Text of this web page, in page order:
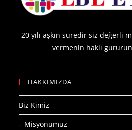
20 yılı aşkın süredir siz değerli
vermenin haklı
HAKKIMIZDA
Biz Kimiz
– Misyonumuz